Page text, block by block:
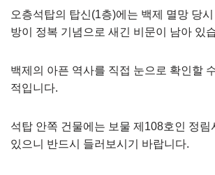
오층석탑의 탑신(1층)에는 백제 멸망 당
방이 정복 기념으로 새긴 비문이 남아 있
백제의 아픈 역사를 직접 눈으로 확인할
적입니다.
석탑 안쪽 건물에는 보물 제108호인 정림
있으니 반드시 들러보시기 바랍니다.